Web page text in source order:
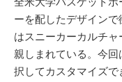
ーを配したデザイン
はスニーカーカルチャ
親しまれている。今
択してカスタマイズで